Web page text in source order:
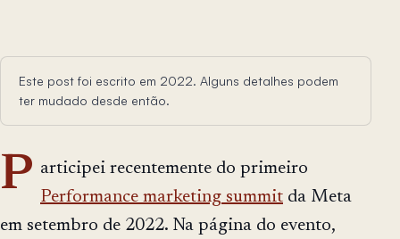
Este post foi escrito em 2022. Alguns detalhes podem
ter mudado desde então.
P articipei recentemente do primeiro
Performance marketing summit da Meta
em setembro de 2022. Na página do evento,